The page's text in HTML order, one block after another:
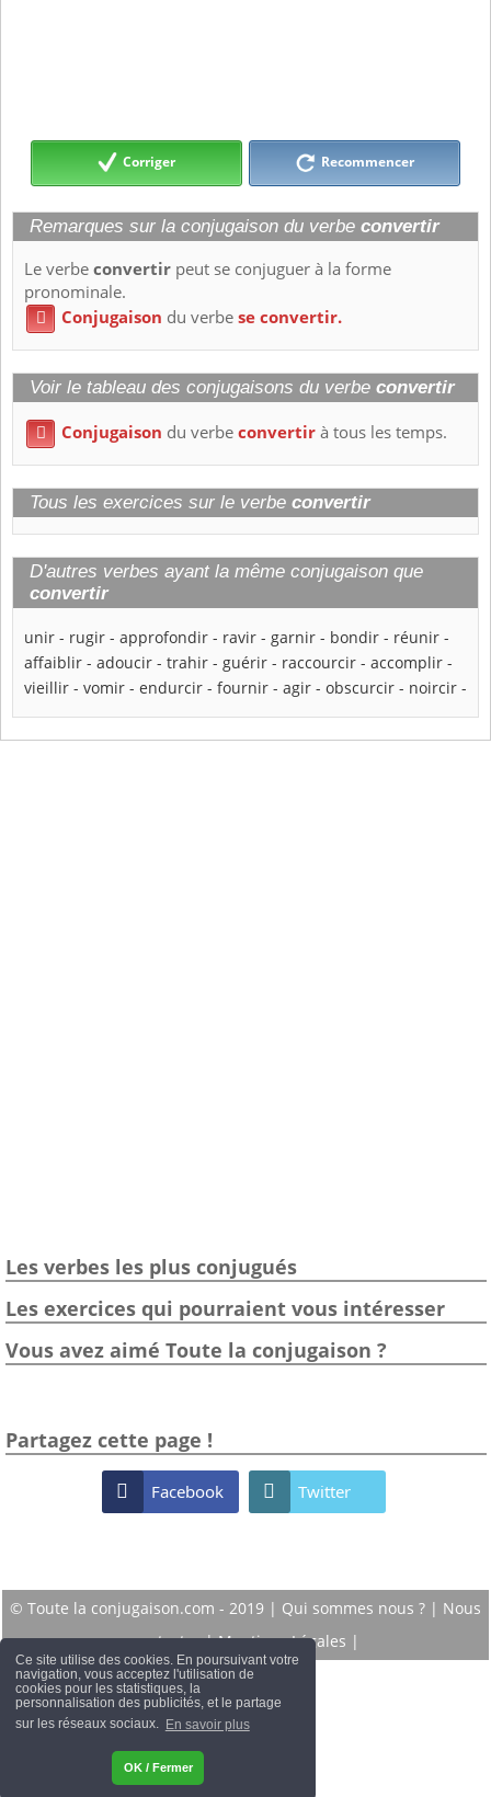
Ce site utilise des cookies. En poursuivant votre
navigation, vous acceptez l'utilisation de
cookies pour les statistiques, la
personnalisation des publicités, et le partage
sur les réseaux sociaux. En savoir plus
OK / Fermer
Corriger Recommencer
Remarques sur la conjugaison du verbe convertir
Le verbeconvertir peut se conjuguer à la forme
pronominale.
 Conjugaison du verbese convertir.
Voir le tableau des conjugaisons du verbe convertir
 Conjugaison du verbeconvertirà tous les temps.
Tous les exercices sur le verbe convertir
D'autres verbes ayant la même conjugaison que
convertir
unir - rugir - approfondir - ravir - garnir - bondir - réunir -
affaiblir - adoucir - trahir - guérir - raccourcir - accomplir -
vieillir - vomir - endurcir - fournir - agir - obscurcir - noircir -
Les verbes les plus conjugués
Les exercices qui pourraient vous intéresser
Vous avez aimé Toute la conjugaison ?
Partagez cette page !
 Facebook  Twitter
© Toute la conjugaison.com - 2019 | Qui sommes nous ? | Nous
contacter|Mentions Légales |